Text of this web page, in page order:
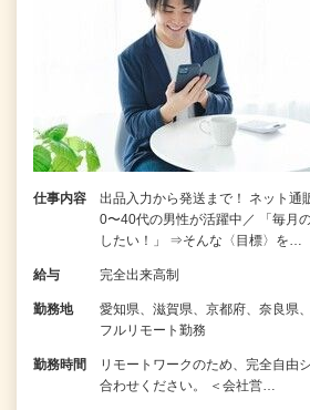
仕事内容
出品入力から発送まで！ ネット
0〜40代の男性が活躍中／ 「毎月
したい！」 ⇒そんな〈目標〉を…
給与 完全出来高制
勤務地
愛知県、滋賀県、京都府、奈良
フルリモート勤務
勤務時間
リモートワークのため、完全自由
合わせください。 ＜会社営…